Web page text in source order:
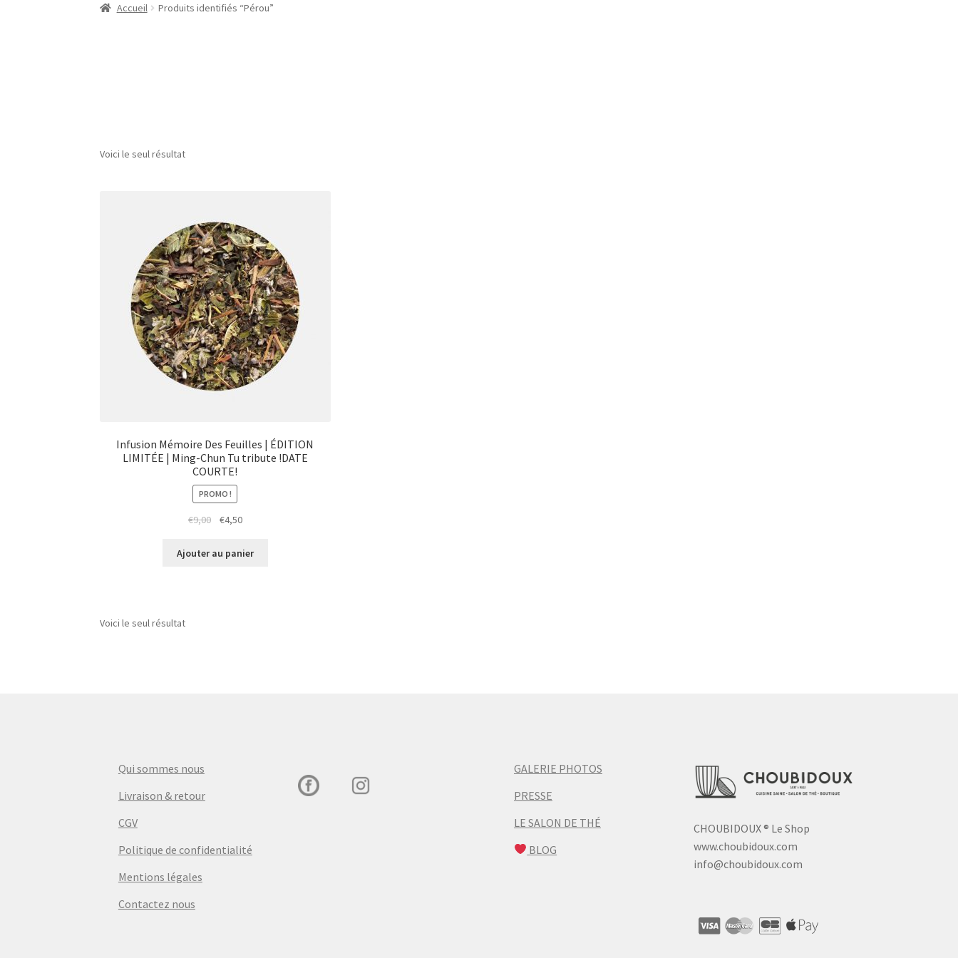
Accueil Produits identifiés “Pérou”
Voici le seul résultat
Infusion Mémoire Des Feuilles | ÉDITION
LIMITÉE | Ming-Chun Tu tribute !DATE
COURTE!
PROMO !
€9,00
Le
initial
€4,50Le
actuel
Ajouter au panier
Voici le seul résultat
Qui sommes nous
Livraison & retour
CGV
Politique de confidentialité
Mentions légales
Contactez nous
GALERIE PHOTOS
PRESSE
LE SALON DE THÉ
BLOG
CHOUBIDOUX® Le Shop
www.choubidoux.com
info@choubidoux.com